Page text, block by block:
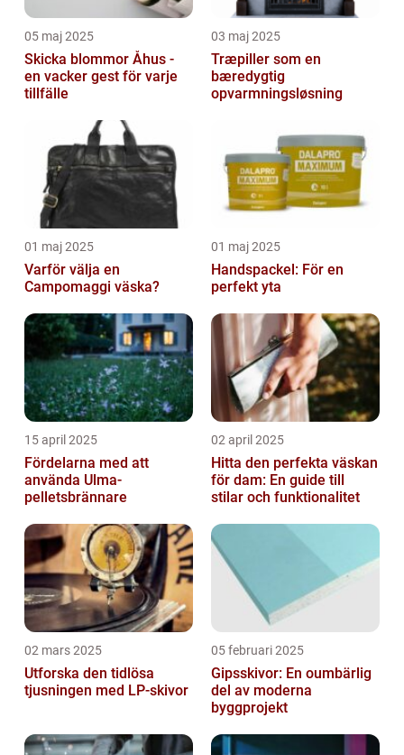
05 maj 2025
Skicka blommor Åhus -
en vacker gest för varje
tillfälle
03 maj 2025
Træpiller som en
bæredygtig
opvarmningsløsning
01 maj 2025
Varför välja en
Campomaggi väska?
01 maj 2025
Handspackel: För en
perfekt yta
15 april 2025
Fördelarna med att
använda Ulma-
pelletsbrännare
02 april 2025
Hitta den perfekta väskan
för dam: En guide till
stilar och funktionalitet
02 mars 2025
Utforska den tidlösa
tjusningen med LP-skivor
05 februari 2025
Gipsskivor: En oumbärlig
del av moderna
byggprojekt